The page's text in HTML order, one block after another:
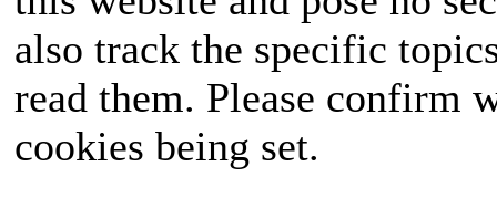
also track the specific
read them. Please confirm
cookies being set.